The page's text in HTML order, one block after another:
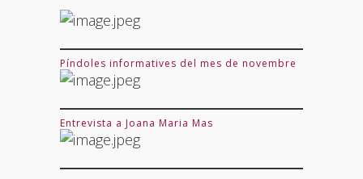
Píndoles informatives del mes de novembre
Entrevista a Joana Maria Mas